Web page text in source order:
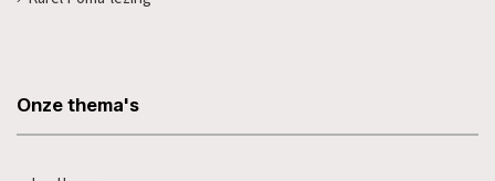
Onze thema's